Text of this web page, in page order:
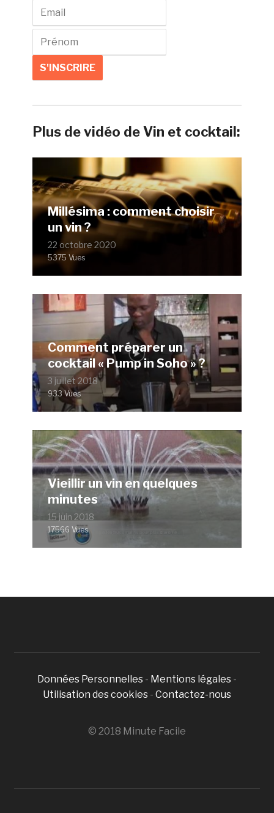
Plus de vidéo de Vin et cocktail:
Millésima : comment choisir
un vin ?
22 octobre 2020
5375 Vues
Comment préparer un
cocktail « Pump in Soho » ?
3 juillet 2018
933 Vues
Vieillir un vin en quelques
minutes
15 juin 2018
17566 Vues
Données Personnelles - Mentions légales -
Utilisation des cookies - Contactez-nous
© 2018 Minute Facile